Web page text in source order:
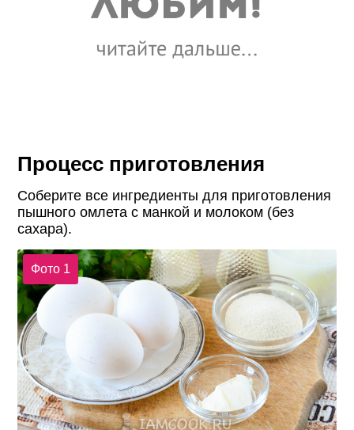
Процесс приготовления
Соберите все ингредиенты для приготовления
пышного омлета с манкой и молоком (без
сахара).
Фото 1